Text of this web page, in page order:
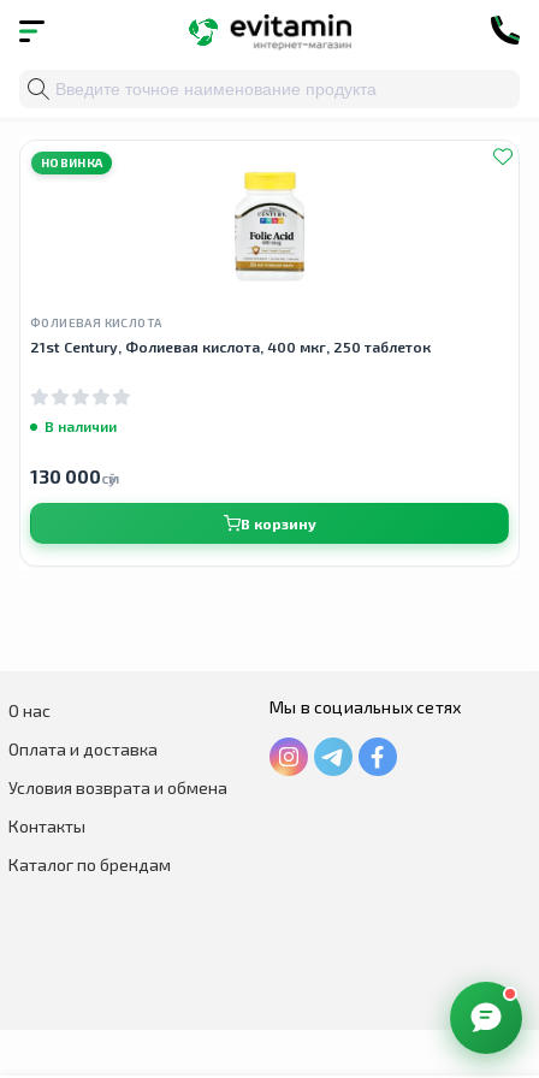
Главная » кроветворение
НОВИНКА
ФОЛИЕВАЯ КИСЛОТА
21st Century, Фолиевая кислота, 400 мкг, 250 таблеток
В наличии
130 000сӯм
В корзину
О нас
Оплата и доставка
Условия возврата и обмена
Контакты
Каталог по брендам
Мы в социальных сетях